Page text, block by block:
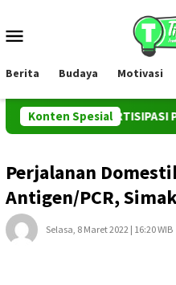
konten
Berita Budaya Motivasi
Konten Spesial
PARTISIPASI PUBLIK
Perjalanan
Antigen/PCR,
Selasa, 8 Maret 2022 | 16:20 WIB